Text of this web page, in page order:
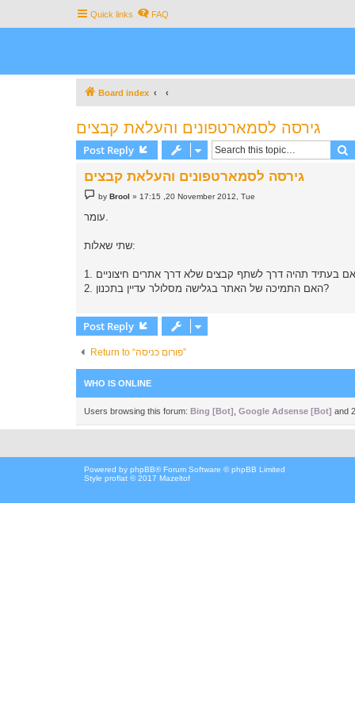
Quick links FAQ
Board index
גירסה לסמארטפונים והעלאת קבצים
Post Reply
גירסה לסמארטפונים והעלאת קבצים
P
o
t
byBrool » 17:15 ,20 November 2012, Tue
עומר.
שתי שאלות:
2. האם התמיכה של האתר בגלישה מסלולר עדיין בתכנון?
Post Reply
Return to “פורום כניסה”
WHO IS ONLINE
Users browsing this forum: Bing [Bot] Google Adsense [Bot] and
Powered by phpBB® Forum Software © phpBB Limited
Style proflat © 2017 Mazeltof